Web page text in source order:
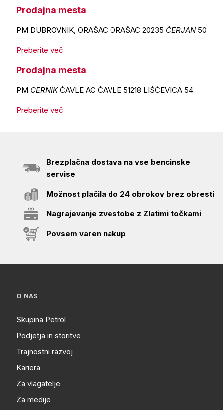
Prodajna mesta
PM DUBROVNIK, ORAŠAC ORAŠAC 20235 ČERJAN 50
Preberite več
Prodajna mesta
PM CERNIKČAVLE AC ČAVLE 51218 LIŠĆEVICA 54
Preberite več
Brezplačna dostava na vse bencinske
servise
Možnost plačila do 24 obrokov brez obresti
Nagrajevanje zvestobe z Zlatimi točkami
Povsem varen nakup
O NAS
Skupina Petrol
Podjetja in storitve
Trajnostni razvoj
Kariera
Za vlagatelje
Za medije